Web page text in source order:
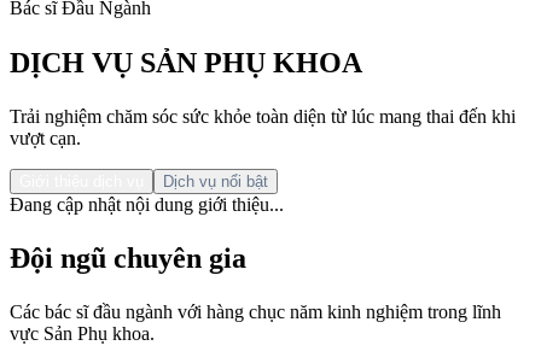
Bác sĩ Đầu Ngành
DỊCH VỤ SẢN PHỤ KHOA
Trải nghiệm chăm sóc sức khỏe toàn diện từ lúc mang thai đến khi
vượt cạn.
Dịch vụ nổi bật
Đang cập nhật nội dung giới thiệu...
Đội ngũ chuyên gia
Các bác sĩ đầu ngành với hàng chục năm kinh nghiệm trong lĩnh
vực Sản Phụ khoa.